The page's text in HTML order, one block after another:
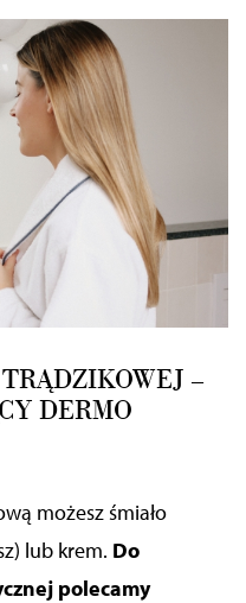
–
DERMO
możesz śmiało
lub krem. Do
polecamy